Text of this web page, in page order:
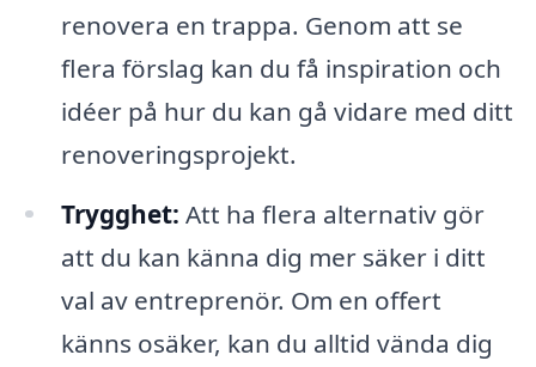
renovera en trappa. Genom att se
flera förslag kan du få inspiration och
idéer på hur du kan gå vidare med ditt
renoveringsprojekt.
Trygghet: Att ha flera alternativ gör
att du kan känna dig mer säker i ditt
val av entreprenör. Om en offert
känns osäker, kan du alltid vända dig